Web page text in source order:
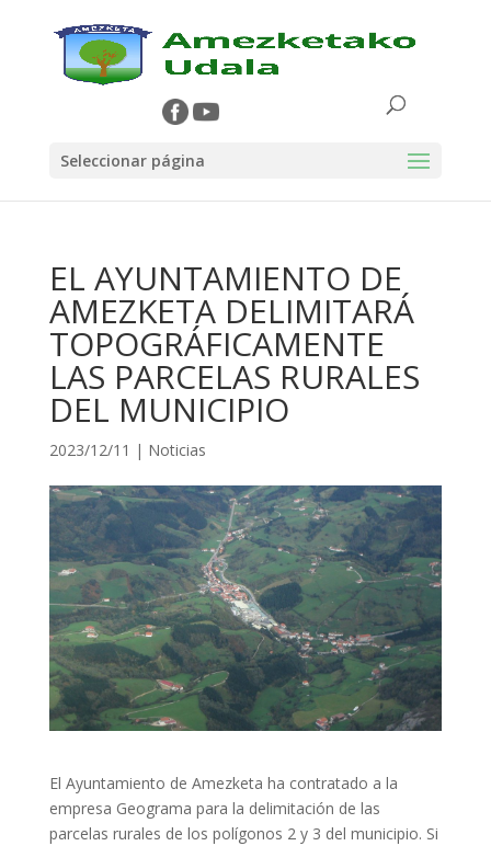
Seleccionar página
EL AYUNTAMIENTO DE
AMEZKETA DELIMITARÁ
TOPOGRÁFICAMENTE
LAS PARCELAS RURALES
DEL MUNICIPIO
2023/12/11 | Noticias
El Ayuntamiento de Amezketa ha contratado a la
empresa Geograma para la delimitación de las
parcelas rurales de los polígonos 2 y 3 del municipio. Si